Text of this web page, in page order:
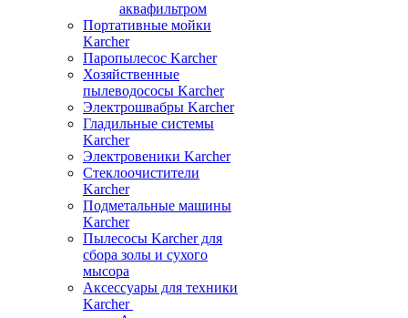
аквафильтром
Портативные мойки
Karcher
Паропылесос Karcher
Хозяйственные
пылеводососы Karcher
Электрошвабры Karcher
Гладильные системы
Karcher
Электровеники Karcher
Стеклоочистители
Karcher
Подметальные машины
Karcher
Пылесосы Karcher для
сбора золы и сухого
мысора
Аксессуары для техники
Karcher